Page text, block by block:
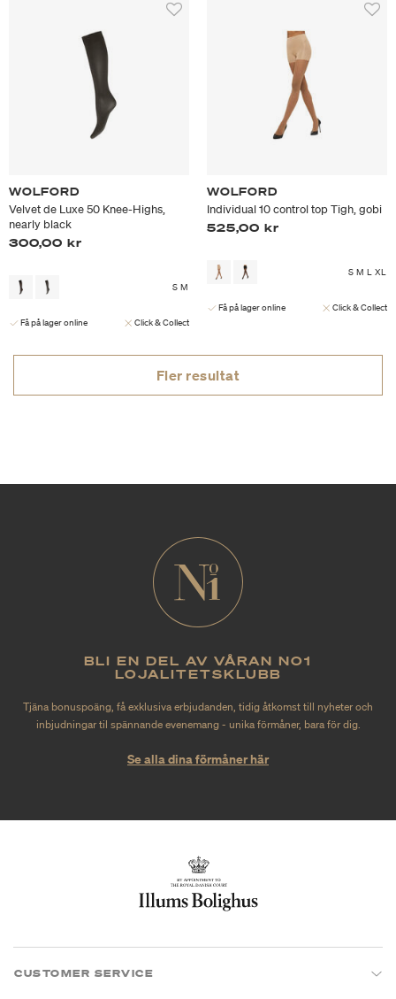
WOLFORD
Velvet de Luxe 50 Knee-Highs,
nearly black
300,00 kr
S M
Få på lager online Click & Collect
WOLFORD
Individual 10 control top Tigh, gobi
525,00 kr
S M L XL
Få på lager online Click & Collect
Fler resultat
BLI EN DEL AV VÅRAN NO1
LOJALITETSKLUBB
Tjäna bonuspoäng, få exklusiva erbjudanden, tidig åtkomst till nyheter och
inbjudningar til spännande evenemang - unika förmåner, bara för dig.
Se alla dina förmåner här
CUSTOMER SERVICE